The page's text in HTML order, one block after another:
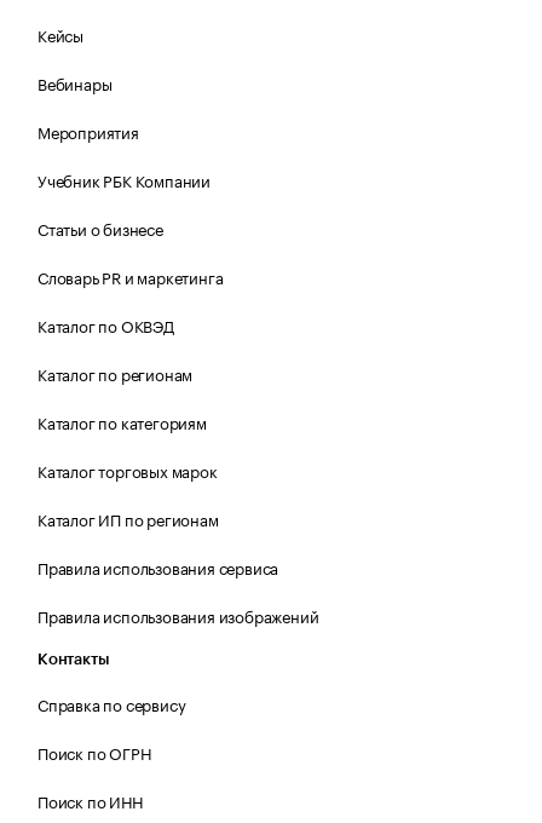
Кейсы
Вебинары
Мероприятия
Учебник РБК Компании
Статьи о бизнесе
Словарь PR и маркетинга
Каталог по ОКВЭД
Каталог по регионам
Каталог по категориям
Каталог торговых марок
Каталог ИП по регионам
Правила использования сервиса
Правила использования изображений
Контакты
Справка по сервису
Поиск по ОГРН
Поиск по ИНН